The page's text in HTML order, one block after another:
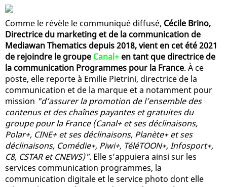
Comme le révèle le communiqué diffusé, Cécile Brino,
Directrice du marketing et de la communication de
Mediawan Thematics depuis 2018, vient en cet été 2021
de rejoindre le groupe Canal+ en tant que directrice de
la communication Programmes pour la France. À ce
poste, elle reporte à Emilie Pietrini, directrice de la
communication et de la marque et a notamment pour
mission "d’assurer la promotion de l’ensemble des
contenus et des chaînes payantes et gratuites du
groupe pour la France (Canal+ et ses déclinaisons,
Polar+, CINE+ et ses déclinaisons, Planète+ et ses
déclinaisons, Comédie+, Piwi+, TéléTOON+, Infosport+,
C8, CSTAR et CNEWS)". Elle s’appuiera ainsi sur les
services communication programmes, la
communication digitale et le service photo dont elle